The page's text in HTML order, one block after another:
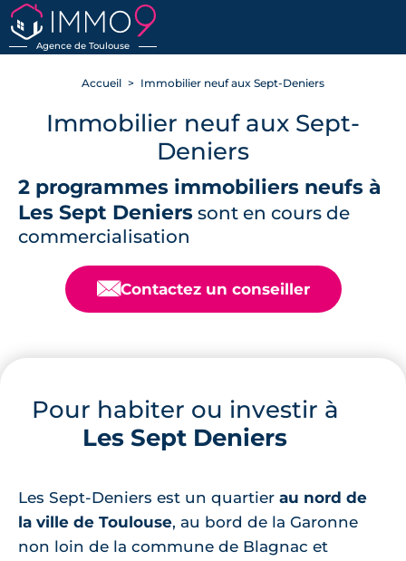
Agence de Toulouse
RETOUR
Accueil Immobilier neuf aux Sept-Deniers
Immobilier neuf aux Sept-
Deniers
2 programmes immobiliers neufs à
Les Sept Deniers sont en cours de
commercialisation
📧Contactez un conseiller
Pour habiter ou investir à
Les Sept Deniers
Les Sept-Deniers est un quartier au nord de
la ville de Toulouse, au bord de la Garonne
non loin de la commune de Blagnac et